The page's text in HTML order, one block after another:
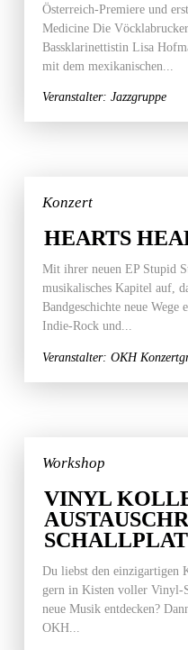
Österreich-Premiere und
Medicine Die
Bassklarinettistin Lisa
mit dem mexikanischen...
Veranstalter: Jazzgruppe
Konzert
HEARTS
Mit ihrer neuen EP Stupid
musikalisches Kapitel auf,
Bandgeschichte neue Wege
Indie-Rock und...
Veranstalter: OKH
Workshop
VINYL
Du liebst den einzigartigen
gern in Kisten voller Vinyl-
neue Musik entdecken?
OKH...